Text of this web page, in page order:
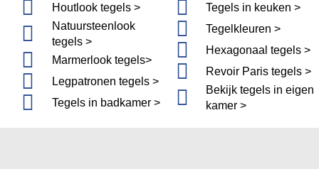
Houtlook tegels >
Natuursteenlook
tegels >
Marmerlook tegels>
Legpatronen tegels >
Tegels in badkamer >
Tegels in keuken >
Tegelkleuren >
Hexagonaal tegels >
Revoir Paris tegels >
Bekijk tegels in eigen
kamer >